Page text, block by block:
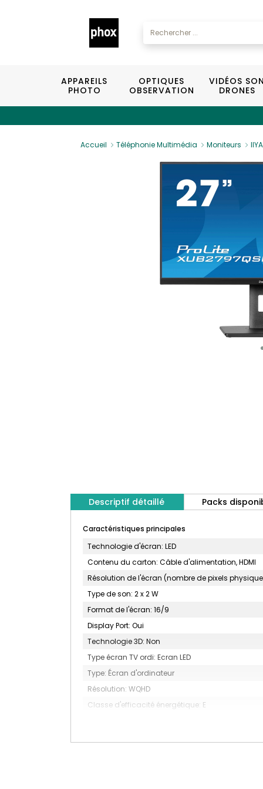
APPAREILS
PHOTO
OPTIQUES
OBSERVATION
VIDÉOS SON
DRONES
Accueil Téléphonie Multimédia Moniteurs
Descriptif détaillé Packs
Caractéristiques principales
Technologie d'écran: LED
Contenu du carton: Câble d'alimentation, HDMI
Résolution de l'écran (nombre de pixels
Type de son: 2 x 2 W
Format de l'écran: 16/9
Display Port: Oui
Technologie 3D: Non
Type écran TV ordi: Ecran LED
Type: Écran d'ordinateur
Résolution: WQHD
Classe d'efficacité énergétique: E